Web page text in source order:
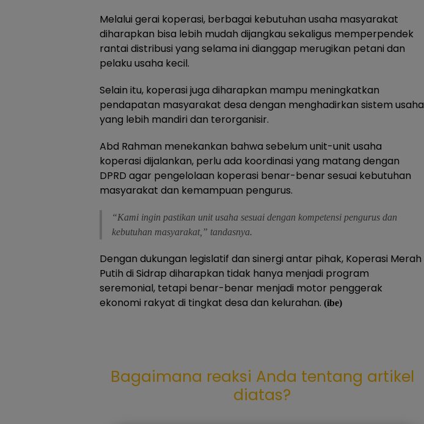
Melalui gerai koperasi, berbagai kebutuhan usaha masyarakat
diharapkan bisa lebih mudah dijangkau sekaligus memperpendek
rantai distribusi yang selama ini dianggap merugikan petani dan
pelaku usaha kecil.
Selain itu, koperasi juga diharapkan mampu meningkatkan
pendapatan masyarakat desa dengan menghadirkan sistem usaha
yang lebih mandiri dan terorganisir.
Abd Rahman menekankan bahwa sebelum unit-unit usaha
koperasi dijalankan, perlu ada koordinasi yang matang dengan
DPRD agar pengelolaan koperasi benar-benar sesuai kebutuhan
masyarakat dan kemampuan pengurus.
“Kami ingin pastikan unit usaha sesuai dengan kompetensi pengurus dan
kebutuhan masyarakat,” tandasnya.
Dengan dukungan legislatif dan sinergi antar pihak, Koperasi Merah
Putih di Sidrap diharapkan tidak hanya menjadi program
seremonial, tetapi benar-benar menjadi motor penggerak
ekonomi rakyat di tingkat desa dan kelurahan. (ibe)
Bagaimana reaksi Anda tentang artikel
diatas?